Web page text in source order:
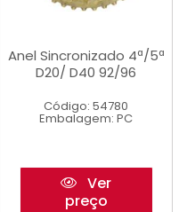
Anel Sincronizado 4ª/5ª
D20/ D40 92/96
Código: 54780
Embalagem: PC
Ver
preço